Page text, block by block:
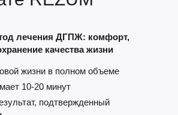
лечения ДГПЖ: комфорт,
качества жизни
жизни в полном объеме
10-20 минут
подтвержденный